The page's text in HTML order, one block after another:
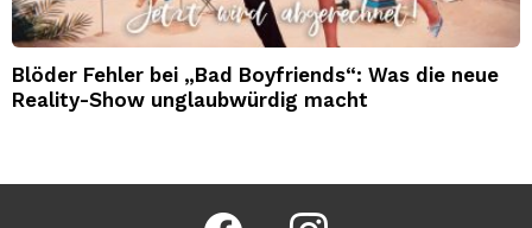
Blöder Fehler bei „Bad Boyfriends“: Was die neue
Reality-Show unglaubwürdig macht
facebook instagram